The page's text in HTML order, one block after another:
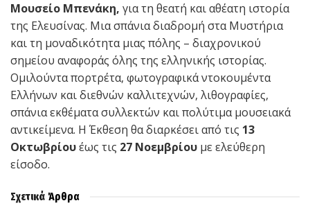
Μουσείο Μπενάκη, για τη θεατή και αθέατη ιστορία
της Ελευσίνας. Μια σπάνια διαδρομή στα Μυστήρια
και τη μοναδικότητα μιας πόλης – διαχρονικού
σημείου αναφοράς όλης της ελληνικής ιστορίας.
Ομιλούντα πορτρέτα, φωτογραφικά ντοκουμέντα
Ελλήνων και διεθνών καλλιτεχνών, λιθογραφίες,
σπάνια εκθέματα συλλεκτών και πολύτιμα μουσειακά
αντικείμενα. Η Έκθεση θα διαρκέσει από τις 13
Οκτωβρίουέως τις 27 Νοεμβρίου με ελεύθερη
είσοδο.
Σχετικά Άρθρα